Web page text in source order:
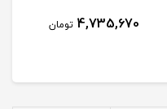
4,735,670 تومان